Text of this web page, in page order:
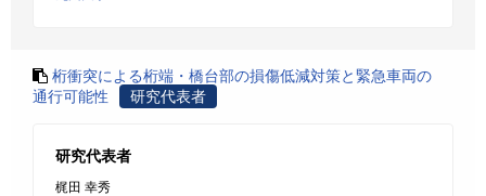
桁衝突による桁端・橋台部の損傷低減対策と緊急車両の
通行可能性
研究代表者
研究代表者
梶田 幸秀